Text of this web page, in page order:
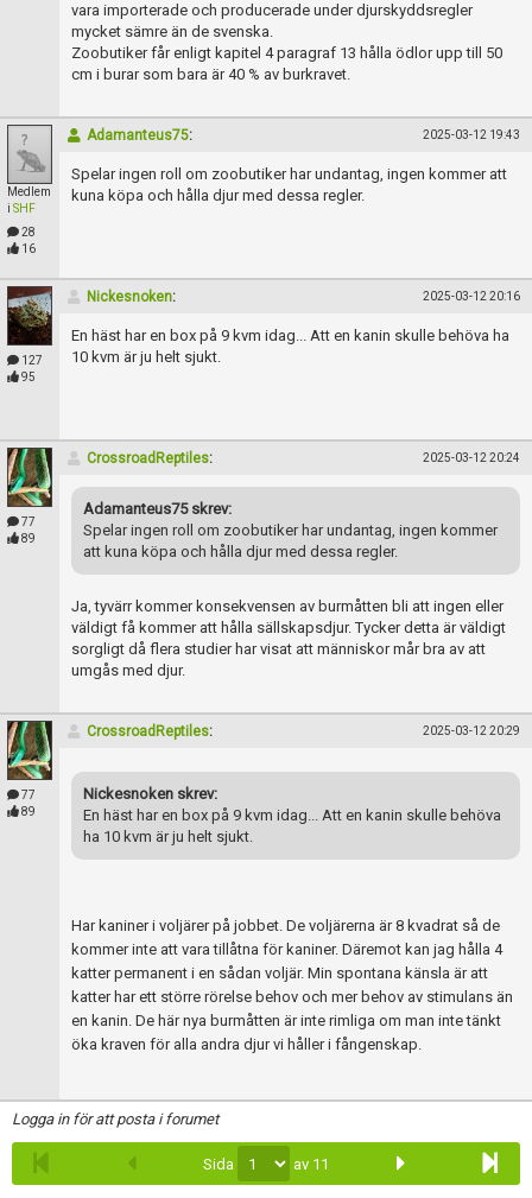
vara importerade och producerade under djurskyddsregler
mycket sämre än de svenska.
Zoobutiker får enligt kapitel 4 paragraf 13 hålla ödlor upp till 50
cm i burar som bara är 40 % av burkravet.
Medlem
i SHF
28
16
Adamanteus75: 2025-03-12 19:43
Spelar ingen roll om zoobutiker har undantag, ingen kommer att
kuna köpa och hålla djur med dessa regler.
127
95
Nickesnoken: 2025-03-12 20:16
En häst har en box på 9 kvm idag... Att en kanin skulle behöva ha
10 kvm är ju helt sjukt.
77
89
CrossroadReptiles: 2025-03-12 20:24
Adamanteus75 skrev:
Spelar ingen roll om zoobutiker har undantag, ingen kommer
att kuna köpa och hålla djur med dessa regler.
Ja, tyvärr kommer konsekvensen av burmåtten bli att ingen eller
väldigt få kommer att hålla sällskapsdjur. Tycker detta är väldigt
sorgligt då flera studier har visat att människor mår bra av att
umgås med djur.
77
89
CrossroadReptiles: 2025-03-12 20:29
Nickesnoken skrev:
En häst har en box på 9 kvm idag... Att en kanin skulle behöva
ha 10 kvm är ju helt sjukt.
Har kaniner i voljärer på jobbet. De voljärerna är 8 kvadrat så de
kommer inte att vara tillåtna för kaniner. Däremot kan jag hålla 4
katter permanent i en sådan voljär. Min spontana känsla är att
katter har ett större rörelse behov och mer behov av stimulans än
en kanin. De här nya burmåtten är inte rimliga om man inte tänkt
öka kraven för alla andra djur vi håller i fångenskap.
Logga in för att posta i forumet
Sida av 11